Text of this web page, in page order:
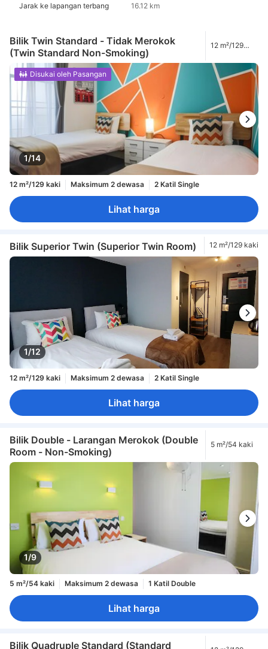
Jarak ke lapangan terbang 16.12 km
Bilik Twin Standard - Tidak Merokok
(Twin Standard Non-Smoking)
12 m²/129
1/14
Disukai oleh Pasangan
12 m²/129 kaki Maksimum 2 dewasa 2 Katil Single
Lihat harga
Bilik Superior Twin (Superior Twin Room) 12 m²/129 kaki
1/12
12 m²/129 kaki Maksimum 2 dewasa 2 Katil Single
Lihat harga
Bilik Double - Larangan Merokok (Double
Room - Non-Smoking)
5 m²/54 kaki
1/9
5 m²/54 kaki Maksimum 2 dewasa 1 Katil Double
Lihat harga
Bilik Quadruple Standard (Standard